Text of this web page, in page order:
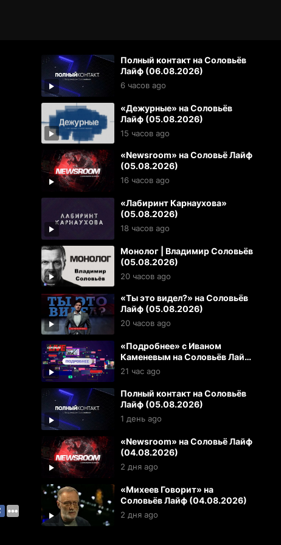
Полный контакт на Соловьёв
Лайф (06.08.2026)
6 часов ago
«Дежурные» на Соловьёв
Лайф (05.08.2026)
15 часов ago
«Newsroom» на Соловьё Лайф
(05.08.2026)
16 часов ago
«Лабиринт Карнаухова»
(05.08.2026)
18 часов ago
Монолог | Владимир Соловьёв
(05.08.2026)
20 часов ago
«Ты это видел?» на Соловьёв
Лайф (05.08.2026)
20 часов ago
«Подробнее» с Иваном
Каменевым на Соловьёв Лайф
(05.08.2026)
21 час ago
Полный контакт на Соловьёв
Лайф (05.08.2026)
1 день ago
«Newsroom» на Соловьё Лайф
(04.08.2026)
2 дня ago
«Михеев Говорит» на
Соловьёв Лайф (04.08.2026)
2 дня ago